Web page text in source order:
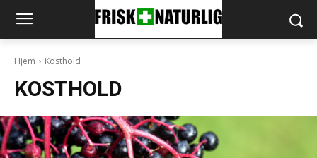
Hjem Kosthold
KOSTHOLD